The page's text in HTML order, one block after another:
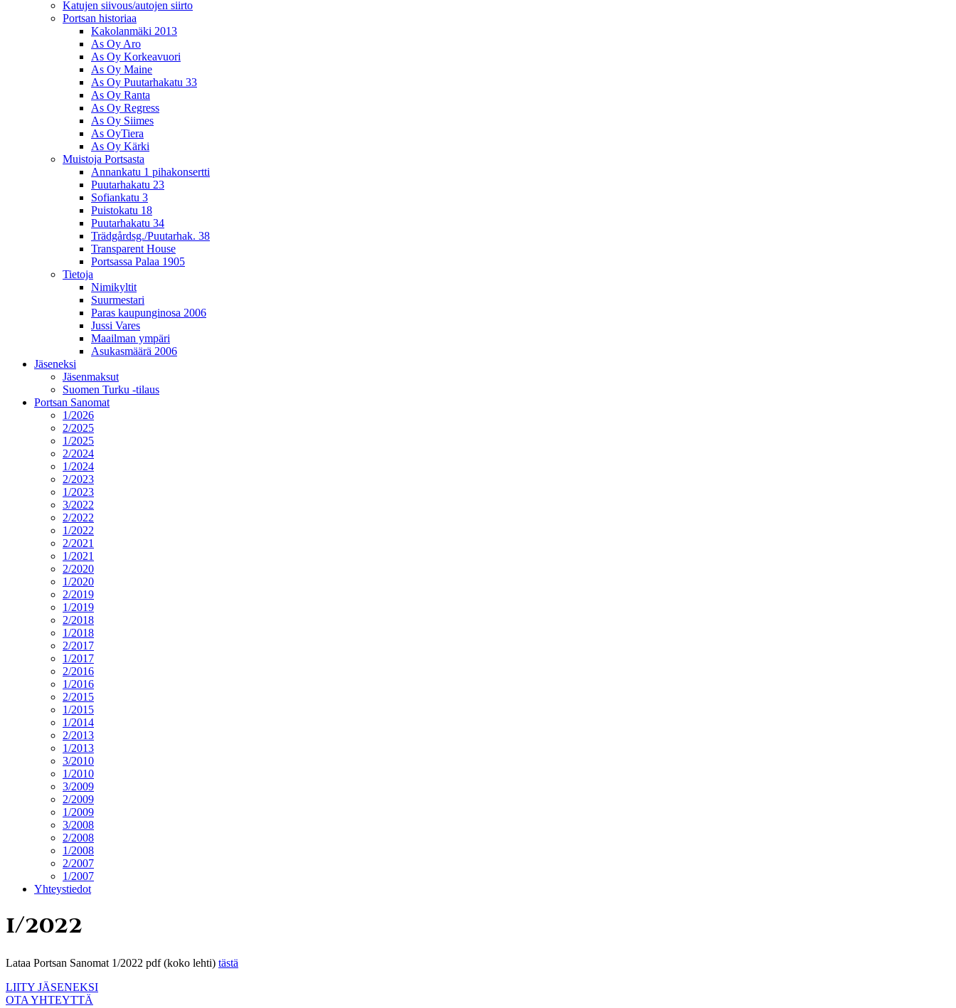
Katujen siivous/autojen siirto
Portsan historiaa
Kakolanmäki 2013
As Oy Aro
As Oy Korkeavuori
As Oy Maine
As Oy Puutarhakatu 33
As Oy Ranta
As Oy Regress
As Oy Siimes
As OyTiera
As Oy Kärki
Muistoja Portsasta
Annankatu 1 pihakonsertti
Puutarhakatu 23
Sofiankatu 3
Puistokatu 18
Puutarhakatu 34
Trädgårdsg./Puutarhak. 38
Transparent House
Portsassa Palaa 1905
Tietoja
Nimikyltit
Suurmestari
Paras kaupunginosa 2006
Jussi Vares
Maailman ympäri
Asukasmäärä 2006
Jäseneksi
Jäsenmaksut
Suomen Turku -tilaus
Portsan Sanomat
1/2026
2/2025
1/2025
2/2024
1/2024
2/2023
1/2023
3/2022
2/2022
1/2022
2/2021
1/2021
2/2020
1/2020
2/2019
1/2019
2/2018
1/2018
2/2017
1/2017
2/2016
1/2016
2/2015
1/2015
1/2014
2/2013
1/2013
3/2010
1/2010
3/2009
2/2009
1/2009
3/2008
2/2008
1/2008
2/2007
1/2007
Yhteystiedot
1/2022
Lataa Portsan Sanomat 1/2022 pdf (koko lehti) tästä
LIITY JÄSENEKSI
OTA YHTEYTTÄ